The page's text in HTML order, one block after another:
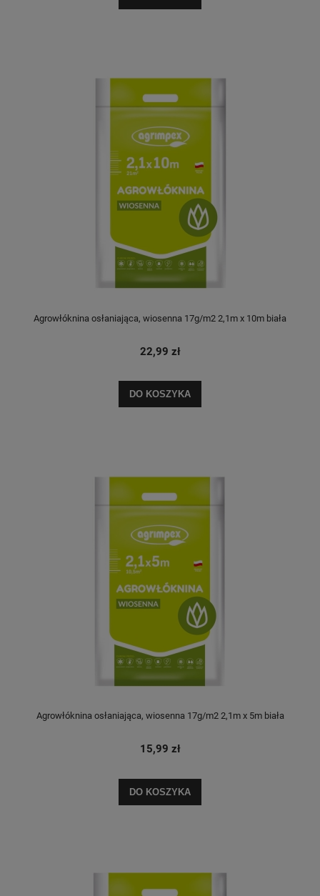
Agrowłóknina osłaniająca, wiosenna 17g/m2 2,1m x 10m biała
22,99 zł
DO KOSZYKA
Agrowłóknina osłaniająca, wiosenna 17g/m2 2,1m x 5m biała
15,99 zł
DO KOSZYKA